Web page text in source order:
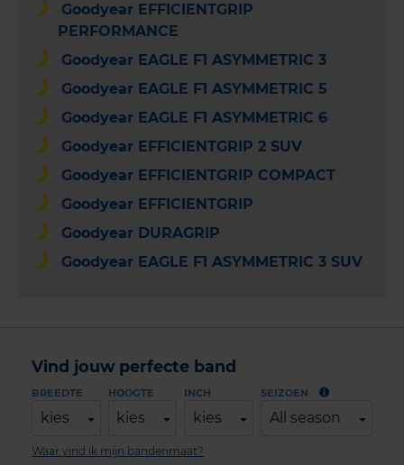
Goodyear EFFICIENTGRIP
PERFORMANCE
Goodyear EAGLE F1 ASYMMETRIC 3
Goodyear EAGLE F1 ASYMMETRIC 5
Goodyear EAGLE F1 ASYMMETRIC 6
Goodyear EFFICIENTGRIP 2 SUV
Goodyear EFFICIENTGRIP COMPACT
Goodyear EFFICIENTGRIP
Goodyear DURAGRIP
Goodyear EAGLE F1 ASYMMETRIC 3 SUV
Vind jouw perfecte band
BREEDTE
kies
HOOGTE
kies
INCH
kies
SEIZOEN
All season
Waar vind ik mijn bandenmaat?